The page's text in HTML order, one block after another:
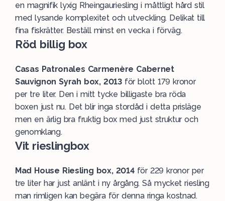
en magnifik lyxig Rheingauriesling i måttligt hård stil
med lysande komplexitet och utveckling. Delikat till
fina fiskrätter. Beställ minst en vecka i förväg.
Röd billig box
Casas Patronales Carmenère Cabernet
Sauvignon Syrah box, 2013 för blott 179 kronor
per tre liter. Den i mitt tycke billigaste bra röda
boxen just nu. Det blir inga stordåd i detta prisläge
men en ärlig bra fruktig box med just struktur och
genomklang.
Vit rieslingbox
Mad House Riesling box, 2014 för 229 kronor per
tre liter har just anlänt i ny årgång. Så mycket riesling
man rimligen kan begära för denna ringa kostnad.